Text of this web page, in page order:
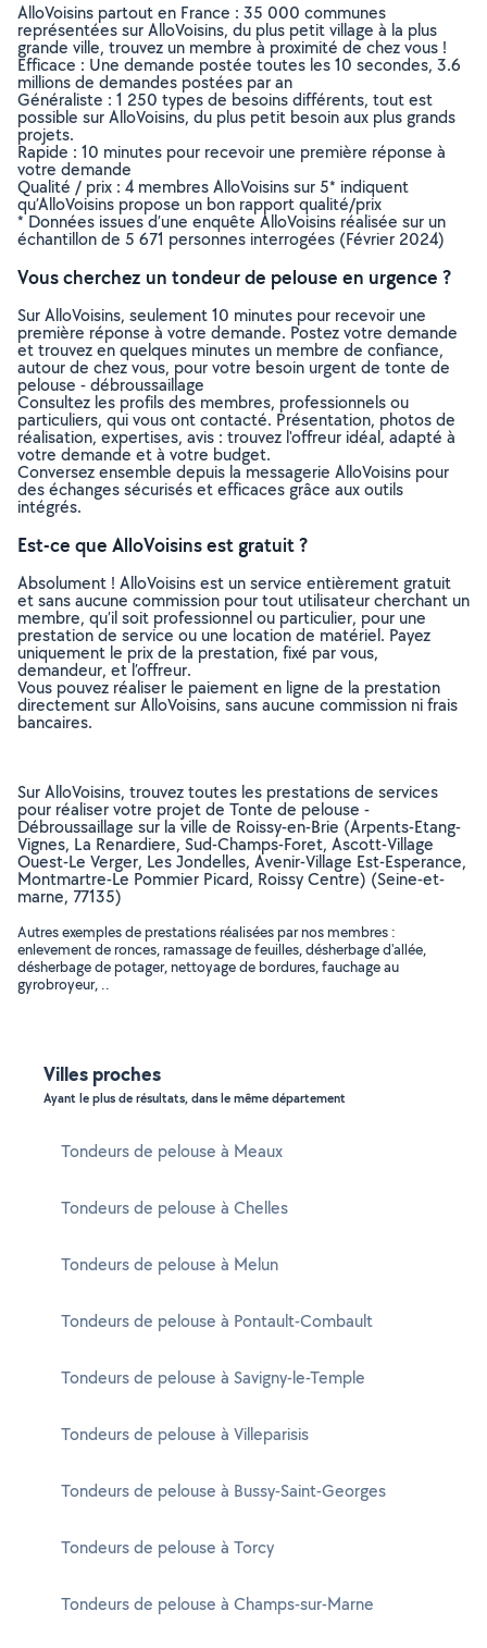
AlloVoisins partout en France : 35 000 communes
représentées sur AlloVoisins, du plus petit village à la plus
grande ville, trouvez un membre à proximité de chez vous !
Efficace : Une demande postée toutes les 10 secondes, 3.6
millions de demandes postées par an
Généraliste : 1 250 types de besoins différents, tout est
possible sur AlloVoisins, du plus petit besoin aux plus grands
projets.
Rapide : 10 minutes pour recevoir une première réponse à
votre demande
Qualité / prix : 4 membres AlloVoisins sur 5* indiquent
qu’AlloVoisins propose un bon rapport qualité/prix
* Données issues d’une enquête AlloVoisins réalisée sur un
échantillon de 5 671 personnes interrogées (Février 2024)
Vous cherchez un tondeur de pelouse en urgence ?
Sur AlloVoisins, seulement 10 minutes pour recevoir une
première réponse à votre demande. Postez votre demande
et trouvez en quelques minutes un membre de confiance,
autour de chez vous, pour votre besoin urgent de tonte de
pelouse - débroussaillage
Consultez les profils des membres, professionnels ou
particuliers, qui vous ont contacté. Présentation, photos de
réalisation, expertises, avis : trouvez l'offreur idéal, adapté à
votre demande et à votre budget.
Conversez ensemble depuis la messagerie AlloVoisins pour
des échanges sécurisés et efficaces grâce aux outils
intégrés.
Est-ce que AlloVoisins est gratuit ?
Absolument ! AlloVoisins est un service entièrement gratuit
et sans aucune commission pour tout utilisateur cherchant un
membre, qu’il soit professionnel ou particulier, pour une
prestation de service ou une location de matériel. Payez
uniquement le prix de la prestation, fixé par vous,
demandeur, et l’offreur.
Vous pouvez réaliser le paiement en ligne de la prestation
directement sur AlloVoisins, sans aucune commission ni frais
bancaires.
Sur AlloVoisins, trouvez toutes les prestations de services
pour réaliser votre projet de Tonte de pelouse -
Débroussaillage sur la ville de Roissy-en-Brie (Arpents-Etang-
Vignes, La Renardiere, Sud-Champs-Foret, Ascott-Village
Ouest-Le Verger, Les Jondelles, Avenir-Village Est-Esperance,
Montmartre-Le Pommier Picard, Roissy Centre) (Seine-et-
marne, 77135)
Autres exemples de prestations réalisées par nos membres :
enlevement de ronces, ramassage de feuilles, désherbage d'allée,
désherbage de potager, nettoyage de bordures, fauchage au
gyrobroyeur, ..
Villes proches
Ayant le plus de résultats, dans le même département
Tondeurs de pelouse à Meaux
Tondeurs de pelouse à Chelles
Tondeurs de pelouse à Melun
Tondeurs de pelouse à Pontault-Combault
Tondeurs de pelouse à Savigny-le-Temple
Tondeurs de pelouse à Villeparisis
Tondeurs de pelouse à Bussy-Saint-Georges
Tondeurs de pelouse à Torcy
Tondeurs de pelouse à Champs-sur-Marne